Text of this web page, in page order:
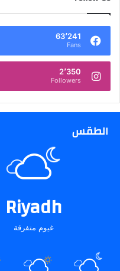
63٬241
Fans
2٬350
Followers
الطقس
Riyadh
غيوم متفرقة